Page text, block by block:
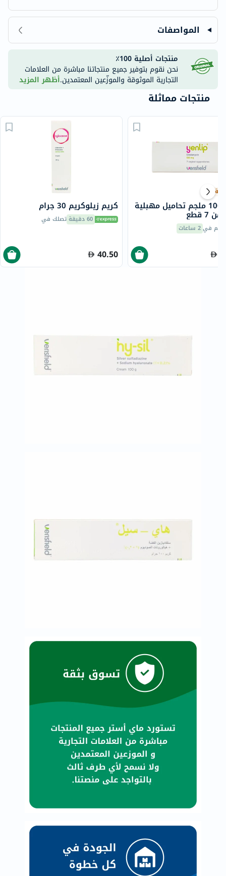
المواصفات
منتجات أصلية 100٪
نحن نقوم بتوفير جميع منتجاتنا مباشرة من العلامات
التجارية الموثوقة والموزّعين المعتمدين.أظهر المزيد
منتجات مماثلة
كريم زيلوكريم 30 جرام
60 دقيقة تصلك في
40.50
يانليب 100 ملجم تحاميل مهبلية
قطع
في2 ساعات